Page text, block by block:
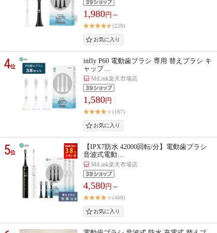
1,980円～
(229)
4位
infly P60 電動歯ブラシ 専用 替えブラシ キ
ャップ…
MiLink楽天市場店
1,580円
(167)
5位
【IPX7防水 42000回転/分】電動歯ブラシ
音波式電動…
MiLink楽天市場店
4,580円～
(468)